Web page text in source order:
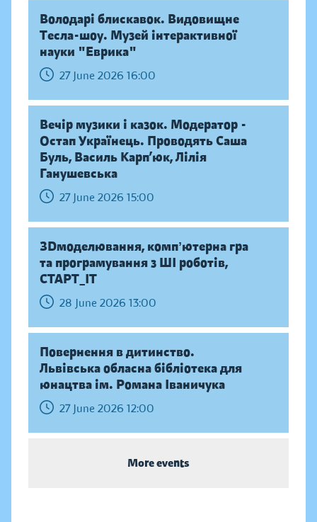
Володарі блискавок. Видовищне
Тесла-шоу. Музей інтерактивної
науки "Еврика"
27 June 2026 16:00
Вечір музики і казок. Модератор -
Остап Українець. Проводять Саша
Буль, Василь Карп’юк, Лілія
Ганушевська
27 June 2026 15:00
ЗDмоделювання, компʼютерна гра
та програмування з ШІ роботів,
СТАРТ_ІТ
28 June 2026 13:00
Повернення в дитинство.
Львівська обласна бібліотека для
юнацтва ім. Романа Іваничука
27 June 2026 12:00
More events